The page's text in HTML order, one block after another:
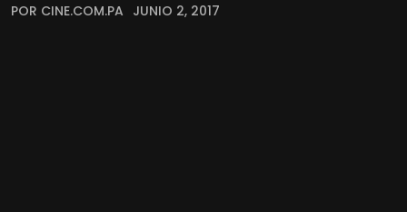
POR CINE.COM.PA JUNIO 2, 2017